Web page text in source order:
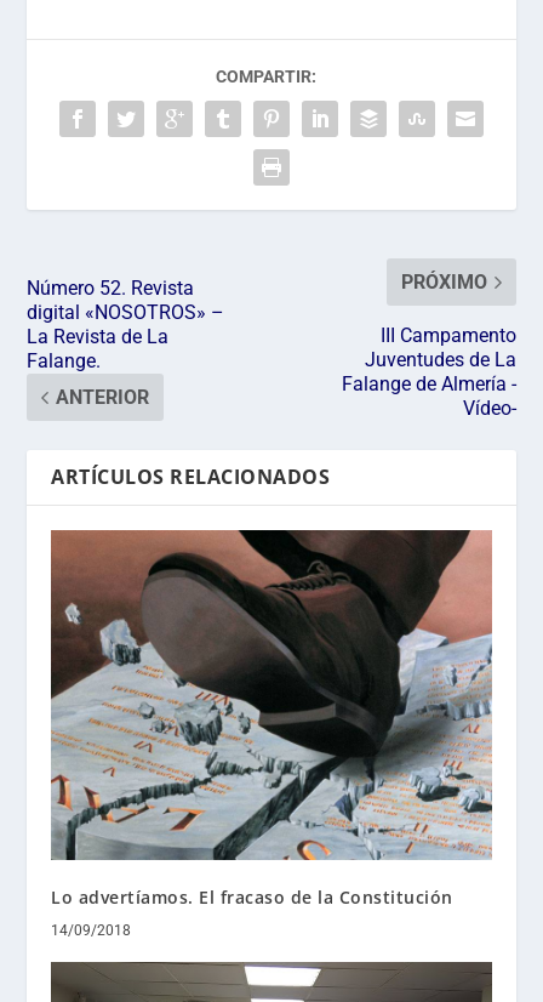
COMPARTIR:
Número 52. Revista
digital «NOSOTROS» –
La Revista de La
Falange.
ANTERIOR
PRÓXIMO
III Campamento
Juventudes de La
Falange de Almería -
Vídeo-
ARTÍCULOS RELACIONADOS
Lo advertíamos. El fracaso de la Constitución
14/09/2018